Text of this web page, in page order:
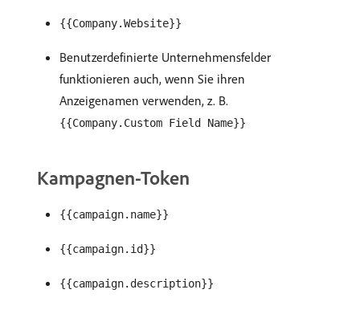
{{Company.Website}}
Benutzerdefinierte Unternehmensfelder
funktionieren auch, wenn Sie ihren
Anzeigenamen verwenden, z. B.
{{Company.Custom Field Name}}
Kampagnen-Token
{{campaign.name}}
{{campaign.id}}
{{campaign.description}}